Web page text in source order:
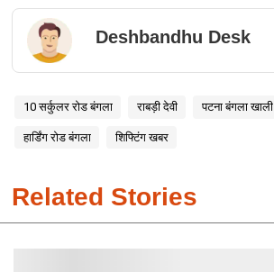
Deshbandhu Desk
10 सर्कुलर रोड बंगला राबड़ी देवी पटना बंगला खाली
हार्डिंग रोड बंगला शिफ्टिंग खबर
Related Stories